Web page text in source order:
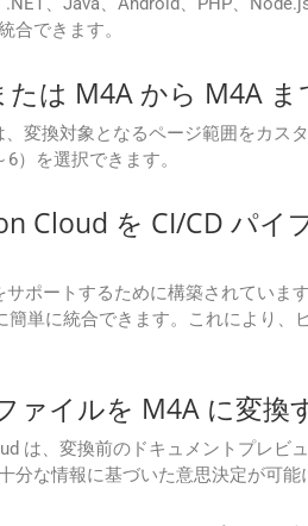
合できます。
は M4A から M4A
変換対象となるページ範囲をカス
）を選択できます。
Cloud を CI/CD パ
ポートするために構築されていま
簡単に統合できます。これにより
ァイルを M4A に変
は、変換前のドキュメントプレ
分な情報に基づいた意思決定が可能